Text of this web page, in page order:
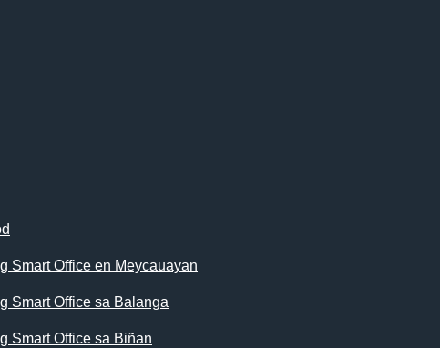
Smart Office en Meycauayan
Smart Office sa Balanga
Smart Office sa Biñan